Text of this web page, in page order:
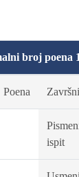
broj poena
Poena
ispit